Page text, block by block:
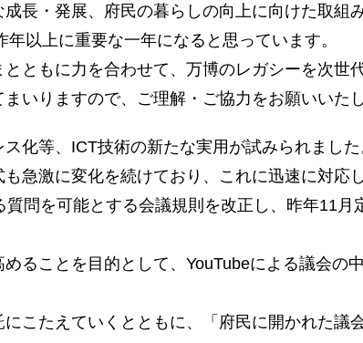
長・発展、府民の暮らしの向上に向けた取組
以上に重要な一年になると思っています。
ともに力を合わせて、万博のレガシーを次世
いりますので、ご理解・ご協力をお願いいた
化等、ICT技術の新たな実用が試みられまし
急激に変化を続けており、これに迅速に対応
問を可能とする会議規則を改正し、昨年11月
ることを目的として、YouTubeによる議会の
こたえていくとともに、「府民に開かれた議